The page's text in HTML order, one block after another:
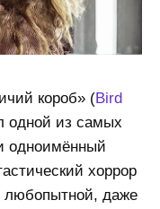
короб» (Bird
одной из самых
одноимённый
хоррор
любопытной, даже